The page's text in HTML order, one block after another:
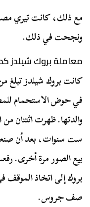
مع ذلك، كانت تيري
ونجحت في ذلك.
معاملة بروك شيلدز
في حوض الاستحمام
والدتها. ظهرت اثنتان
ست سنوات، بعد أن
بيع الصور مرة أخرى.
بروك إلى اتخاذ
صف جروس.